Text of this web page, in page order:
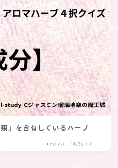
」を含有しているハーブ
■アロマハーブ４択クイズ